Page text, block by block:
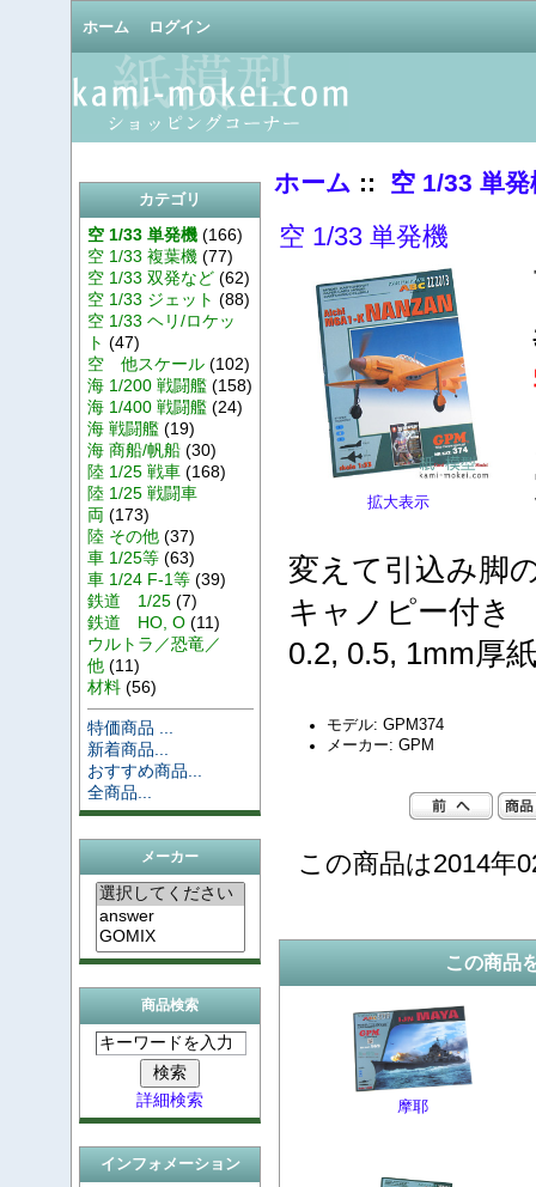
ホーム ログイン
カテゴリ
空 1/33 単発機(166)
空 1/33 複葉機(77)
空 1/33 双発など(62)
空 1/33 ジェット (88)
空 1/33 ヘリ/ロケッ
ト (47)
空 他スケール(102)
海 1/200 戦闘艦(158)
海 1/400 戦闘艦(24)
海 戦闘艦(19)
海 商船/帆船(30)
陸 1/25 戦車(168)
陸 1/25 戦闘車
両 (173)
陸 その他(37)
車 1/25等(63)
車 1/24 F-1等(39)
鉄道 1/25(7)
鉄道 HO, O(11)
ウルトラ／恐竜／
他(11)
材料(56)
特価商品 ...
新着商品...
おすすめ商品...
全商品...
メーカー
商品検索
詳細検索
インフォメーション
ホーム :: 空 1/33 単発
空 1/33 単発機
拡大表示
変えて引込み脚
キャノピー付き
0.2, 0.5, 1mm厚
モデル: GPM374
メーカー: GPM
この商品は2014年
この商品
摩耶